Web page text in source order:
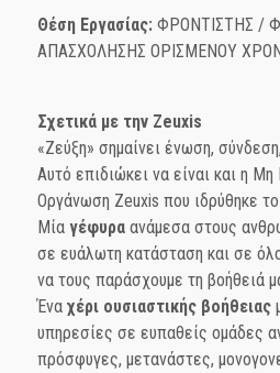
Θέση Εργασίας:ΦΡΟΝΤΙΣΤΗΣ /
ΑΠΑΣΧΟΛΗΣΗΣ ΟΡΙΣΜΕΝΟΥ
Σχετικά με την Zeuxis
«Ζεύξη» σημαίνει ένωση,
Αυτό επιδιώκει να είναι και η
Οργάνωση Ζeuxis που ιδρύθηκε
Μίαγέφυραανάμεσα στους
σε ευάλωτη κατάσταση και σε
να τους παράσχουμε τη βοήθειά
Ένα χέρι ουσιαστικής βοήθειας
υπηρεσίες σε ευπαθείς ομάδες
πρόσφυγες, μετανάστες,